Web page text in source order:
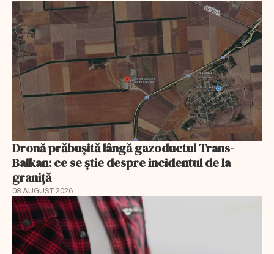
Dronă prăbușită lângă gazoductul Trans-
Balkan: ce se știe despre incidentul de la
graniță
08 AUGUST 2026